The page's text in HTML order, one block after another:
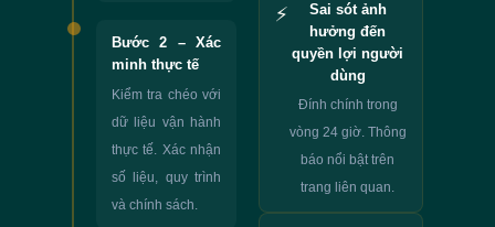
Bước 2 – Xác
minh thực tế
Kiểm tra chéo với
dữ liệu vận hành
thực tế. Xác nhận
số liệu, quy trình
và chính sách.
⚡
Sai sót ảnh
hưởng đến
quyền lợi người
dùng
Đính chính trong
vòng 24 giờ. Thông
báo nổi bật trên
trang liên quan.